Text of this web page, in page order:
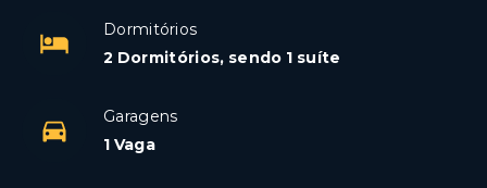
Dormitórios
2 Dormitórios, sendo 1 suíte
Garagens
1 Vaga